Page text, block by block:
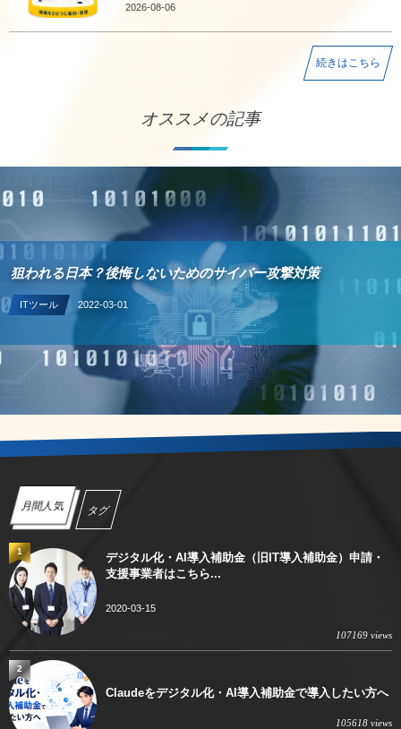
2026-08-06
続きはこちら
オススメの記事
狙われる日本？後悔しないためのサイバー攻撃対策
ITツール 2022-03-01
月間人気 タグ
デジタル化・AI導入補助金（旧IT導入補助金）申請・
支援事業者はこちら...
2020-03-15
107169 views
1
Claudeをデジタル化・AI導入補助金で導入したい方へ
105618 views
2